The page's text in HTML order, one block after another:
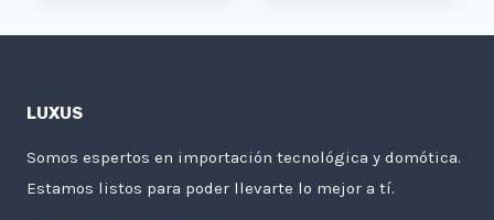
LUXUS
Somos espertos en importación tecnológica y domótica.
Estamos listos para poder llevarte lo mejor a tí.